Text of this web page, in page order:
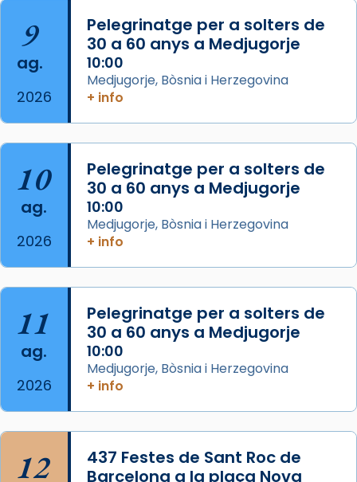
missa d’acció de gràcies en agraïment al
comitè organitzador de la visita apostòlica
del Sant Pare Lleó XIV a Barcelona, i als
col·laboradors, a la Catedral de Barcelona.
Mons. David Abadías.
📸 Dr. G. Simón
Photo
2 weeks ago
Memòria de les santes Juliana i
Semproniana, verges i màrtirs.
Acompanyant la història de sant Cugat, a
partir de l’Edat Mitjana sorgeix la tradició
que les santes Juliana (“relatiu a Júlia”) i
Semproniana (“relatiu a Semprònia =
eterna”) són deixebles seves. I l’any 1667, el
9
ag.
2026
Pelegrinatge per a solters de
30 a 60 anys a Medjugorje
10:00
Medjugorje, Bòsnia i Herzegovina
+ info
10
ag.
2026
Pelegrinatge per a solters de
30 a 60 anys a Medjugorje
10:00
Medjugorje, Bòsnia i Herzegovina
+ info
11
ag.
2026
Pelegrinatge per a solters de
30 a 60 anys a Medjugorje
10:00
Medjugorje, Bòsnia i Herzegovina
+ info
12
437 Festes de Sant Roc de
Barcelona a la plaça Nova